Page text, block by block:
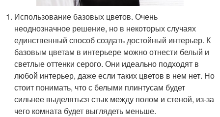
Использование базовых цветов. Очень
неоднозначное решение, но в некоторых случаях
единственный способ создать достойный интерьер. К
базовым цветам в интерьере можно отнести белый и
светлые оттенки серого. Они идеально подходят в
любой интерьер, даже если таких цветов в нем нет. Но
стоит понимать, что с белыми плинтусам будет
сильнее выделяться стык между полом и стеной, из-за
чего комната будет выглядеть меньше.